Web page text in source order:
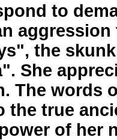
to
the
She
The words
the true
of her